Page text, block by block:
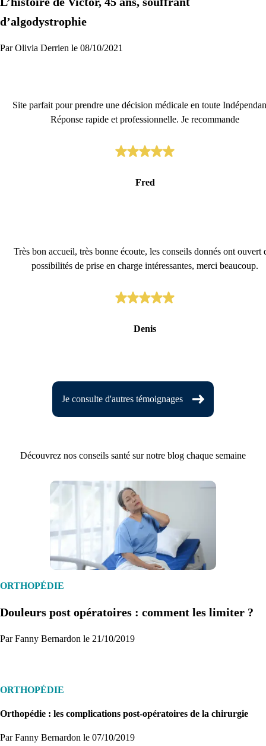
Je commence
d’algodystrophie
Par Olivia Derrien le 08/10/2021
Site parfait pour prendre une décision médicale en toute
Réponse rapide et professionnelle. Je recommande
Fred
Très bon accueil, très bonne écoute, les conseils donnés ont ouvert
possibilités de prise en charge intéressantes, merci beaucoup.
Denis
Je consulte d'autres témoignages
Découvrez nos conseils santé sur notre blog chaque semaine
ORTHOPÉDIE
Douleurs post opératoires : comment les limiter ?
Par Fanny Bernardon le 21/10/2019
ORTHOPÉDIE
Orthopédie : les complications post-opératoires de la chirurgie
Par Fanny Bernardon le 07/10/2019